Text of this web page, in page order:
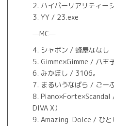
2. ハイパーリアリティー
3. YY / 23.exe
—MC—
4. シャボン / 蜂屋ななし
5. Gimme×Gimme / 八王
6. みかぼし / 3106。
7. まるいうなばら / ごー
8.
DIVA X）
9. Amazing Dolce / ひ